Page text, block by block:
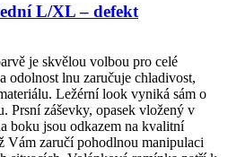
L/XL – defekt
Kč.
je skvělou volbou pro celé
odolnost lnu zaručuje chladivost,
Ležérní look vyniká sám o
Prsní záševky, opasek vložený v
boku jsou odkazem na kvalitní
Vám zaručí pohodlnou manipulaci